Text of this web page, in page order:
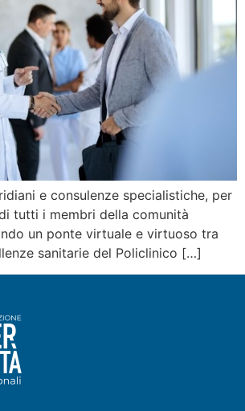
e consulenze specialistiche, per
tutti i membri della comunità
un ponte virtuale e virtuoso tra
sanitarie del Policlinico […]